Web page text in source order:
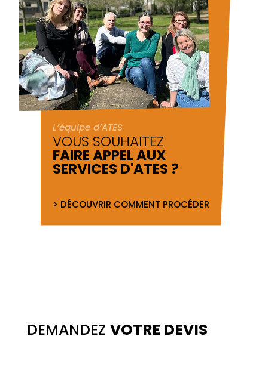
L’équipe d’ATES
VOUS SOUHAITEZ
FAIRE APPEL AUX
SERVICES D'ATES ?
> DÉCOUVRIR COMMENT PROCÉDER
DEMANDEZ VOTRE DEVIS